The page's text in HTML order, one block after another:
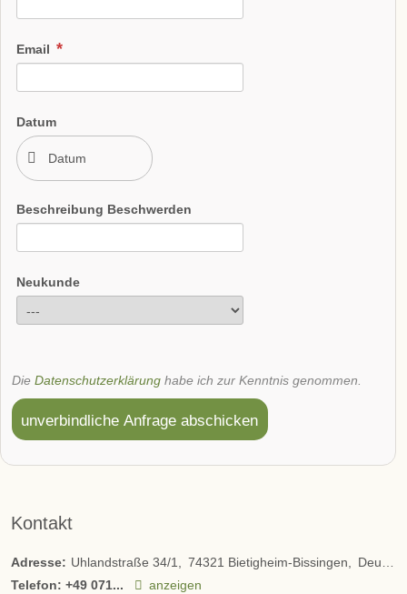
Email
Datum
Beschreibung Beschwerden
Neukunde
Die Datenschutzerklärung habe ich zur Kenntnis genommen.
unverbindliche Anfrage abschicken
Kontakt
Adresse: Uhlandstraße 34/1 74321 Bietigheim-Bissingen
Deutschland
Telefon: +49 071...
anzeigen